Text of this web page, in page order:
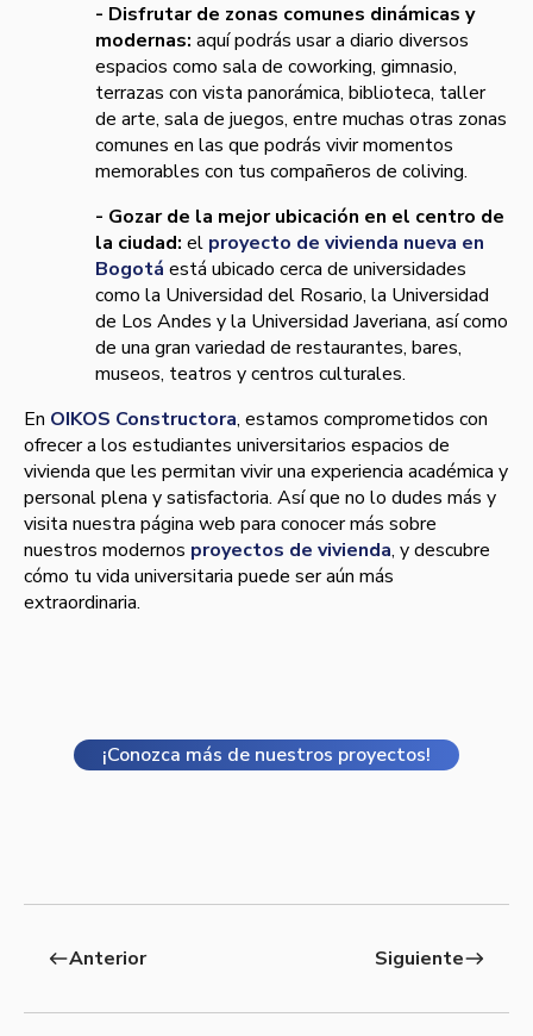
- Disfrutar de zonas comunes dinámicas y
modernas: aquí podrás usar a diario diversos
espacios como sala de coworking, gimnasio,
terrazas con vista panorámica, biblioteca, taller
de arte, sala de juegos, entre muchas otras zonas
comunes en las que podrás vivir momentos
memorables con tus compañeros de coliving.
- Gozar de la mejor ubicación en el centro de
la ciudad: el proyecto de vivienda nueva en
Bogotá está ubicado cerca de universidades
como la Universidad del Rosario, la Universidad
de Los Andes y la Universidad Javeriana, así como
de una gran variedad de restaurantes, bares,
museos, teatros y centros culturales.
En OIKOS Constructora, estamos comprometidos con
ofrecer a los estudiantes universitarios espacios de
vivienda que les permitan vivir una experiencia académica y
personal plena y satisfactoria. Así que no lo dudes más y
visita nuestra página web para conocer más sobre
nuestros modernos proyectos de vivienda, y descubre
cómo tu vida universitaria puede ser aún más
extraordinaria.
¡Conozca más de nuestros proyectos!
westAnterior Siguienteeast